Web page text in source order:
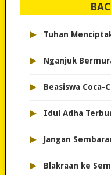
▸ Tuhan
▸ Nganjuk
▸ Beasiswa Coca-
▸ Idul Adha
▸ Jangan
▸ Blakraan ke